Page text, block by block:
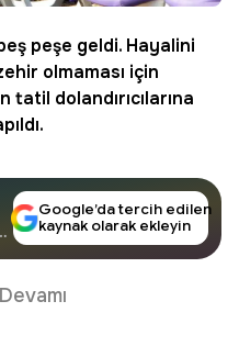
peşe geldi. Hayalini
olmaması için
tatil dolandırıcılarına
Google’da tercih edilen
kaynak olarak ekleyin